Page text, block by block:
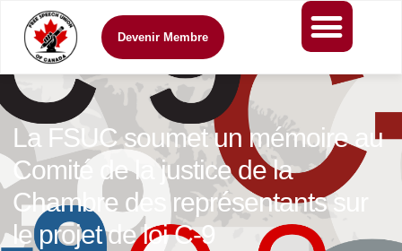
Devenir Membre
La FSUC soumet un mémoire au
Comité de la justice de la
Chambre des représentants sur
le projet de loi C-9